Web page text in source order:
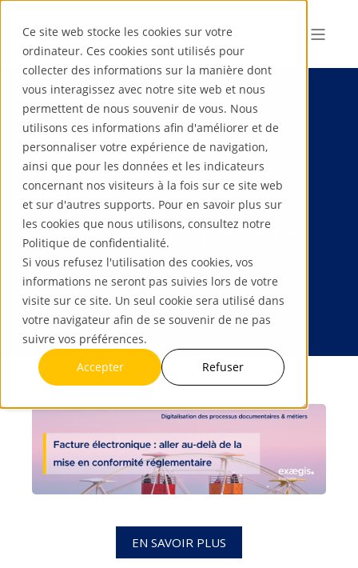
Ce site web stocke les cookies sur votre
ordinateur. Ces cookies sont utilisés pour
collecter des informations sur la manière dont
vous interagissez avec notre site web et nous
permettent de nous souvenir de vous. Nous
utilisons ces informations afin d'améliorer et de
personnaliser votre expérience de navigation,
ainsi que pour les données et les indicateurs
concernant nos visiteurs à la fois sur ce site web
et sur d'autres supports. Pour en savoir plus sur
les cookies que nous utilisons, consultez notre
Politique de confidentialité.
Si vous refusez l'utilisation des cookies, vos
informations ne seront pas suivies lors de votre
visite sur ce site. Un seul cookie sera utilisé dans
votre navigateur afin de se souvenir de ne pas
suivre vos préférences.
Accepter
Refuser
Ebook Exaegis Markess
2025
Digitalisation des processus
documentaires & métiers
EN SAVOIR PLUS